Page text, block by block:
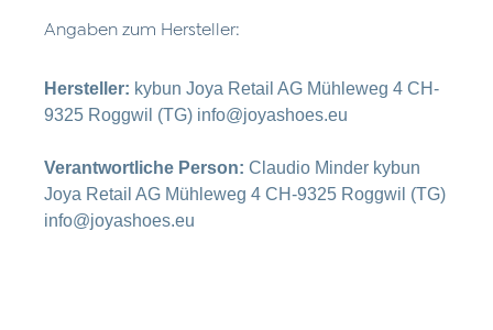
Angaben zum Hersteller:
Hersteller: kybun Joya Retail AG Mühleweg 4 CH-
9325 Roggwil (TG) info@joyashoes.eu
Verantwortliche Person: Claudio Minder kybun
Joya Retail AG Mühleweg 4 CH-9325 Roggwil (TG)
info@joyashoes.eu